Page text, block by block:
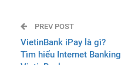
PREV POST
VietinBank iPay là gì?
Tìm hiểu Internet Banking